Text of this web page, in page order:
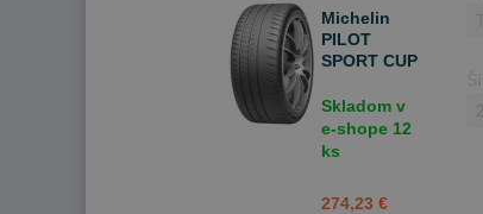
Michelin
PILOT
SPORT CUP
93 Y Letné
Skladom v
e-shope 12
ks
274,23 €